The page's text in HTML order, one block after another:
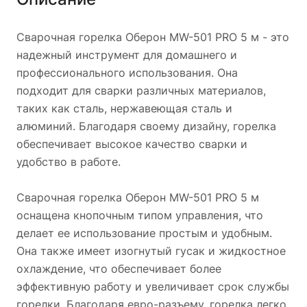
Сварочная горелка Оберон MW-501 PRO 5 м - это
надежный инструмент для домашнего и
профессионального использования. Она
подходит для сварки различных материалов,
таких как сталь, нержавеющая сталь и
алюминий. Благодаря своему дизайну, горелка
обеспечивает высокое качество сварки и
удобство в работе.
Сварочная горелка Оберон MW-501 PRO 5 м
оснащена кнопочным типом управления, что
делает ее использование простым и удобным.
Она также имеет изогнутый гусак и жидкостное
охлаждение, что обеспечивает более
эффективную работу и увеличивает срок службы
горелки. Благодаря евро-разъему, горелка легко